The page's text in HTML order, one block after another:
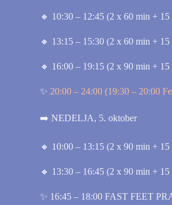
🔸 10:30 – 12:45 (2 x 60 min + 15
🔸 13:15 – 15:30 (2 x 60 min + 15
🔸 16:00 – 19:15 (2 x 90 min +
✨ 20:00 – 24:00 (19:30 – 20:00
➡️ NEDELJA, 5. oktober
🔸 10:00 – 13:15 (2 x 90 min +
🔸 13:30 – 16:45 (2 x 90 min + 15
✨ 16:45 – 18:00FAST FEET